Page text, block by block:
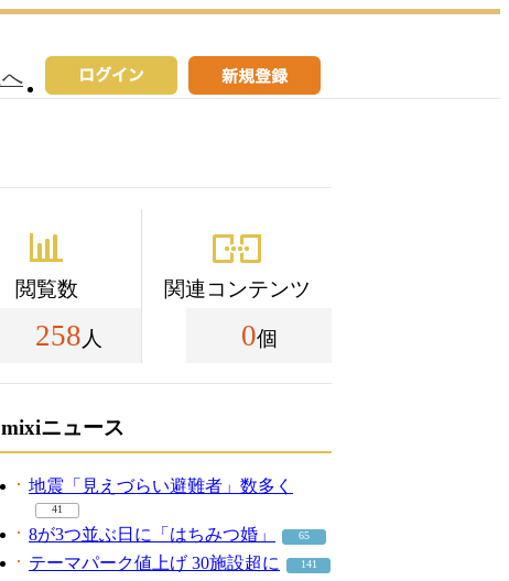
閲覧数
258 人
関連コンテンツ
0個
mixiニュース
地震「見えづらい避難者」数多く
41
8が3つ並ぶ日に「はちみつ婚」 65
テーマパーク値上げ 30施設超に 141